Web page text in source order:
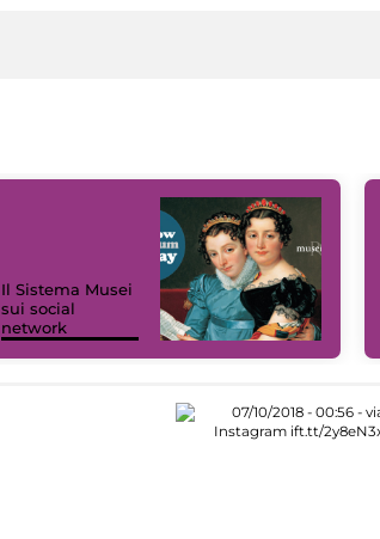
Il Sistema Musei
sui social
network